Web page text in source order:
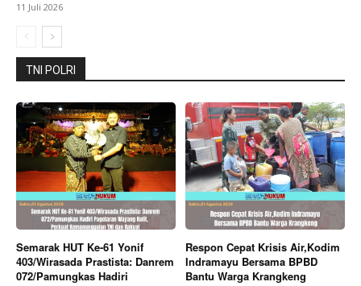
Contact us
Subscription Plans
My account
Bagikan Artikel
Berita Lainnya AKBP Dies Ferra Ningtias Resmi
Pimpin Polres Pekalongan Kota, Torehkan Sejarah
sebagai Kapolres Perempuan Pertama di Kota Batik
11 Juli 2026
TNI POLRI
Semarak HUT Ke-61 Yonif
403/Wirasada Prastista: Danrem
072/Pamungkas Hadiri
Respon Cepat Krisis Air,Kodim
Indramayu Bersama BPBD
Bantu Warga Krangkeng